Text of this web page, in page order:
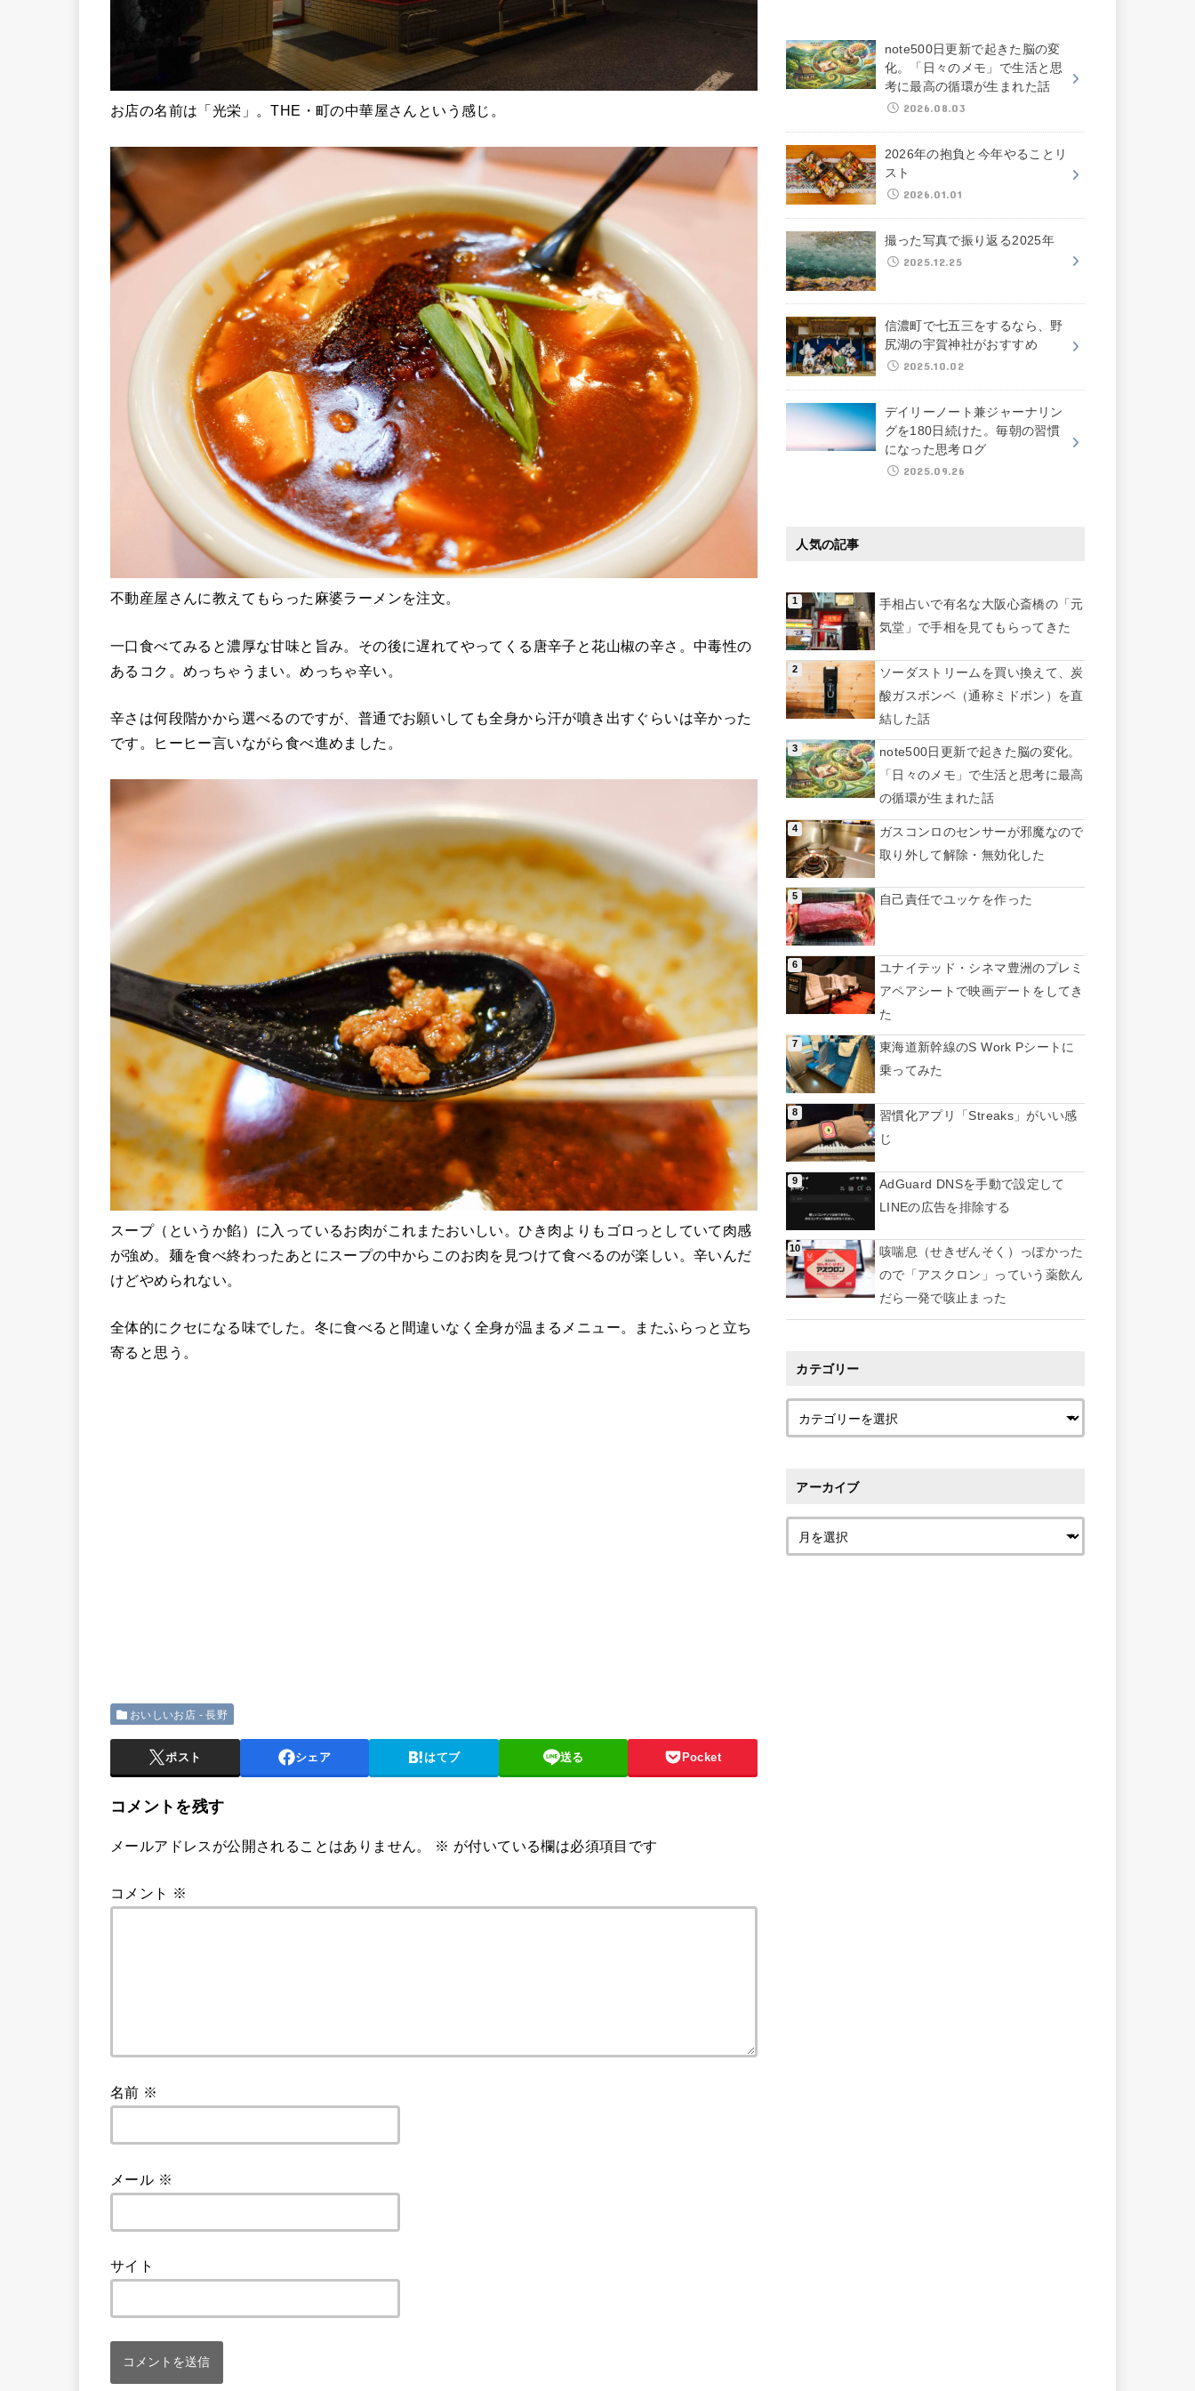
お店の名前は「光栄」。THE・町の中華屋さんという感じ。
不動産屋さんに教えてもらった麻婆ラーメンを注文。
一口食べてみると濃厚な甘味と旨み。その後に遅れてやってくる唐辛子と花山椒の辛さ。中毒性の
あるコク。めっちゃうまい。めっちゃ辛い。
辛さは何段階かから選べるのですが、普通でお願いしても全身から汗が噴き出すぐらいは辛かった
です。ヒーヒー言いながら食べ進めました。
スープ（というか餡）に入っているお肉がこれまたおいしい。ひき肉よりもゴロっとしていて肉感
が強め。麺を食べ終わったあとにスープの中からこのお肉を見つけて食べるのが楽しい。辛いんだ
けどやめられない。
全体的にクセになる味でした。冬に食べると間違いなく全身が温まるメニュー。またふらっと立ち
寄ると思う。
おいしいお店 - 長野
ポスト シェア はてブ 送る Pocket
コメントを残す
メールアドレスが公開されることはありません。 ※ が付いている欄は必須項目です
コメント ※
名前 ※
メール ※
サイト
note500日更新で起きた脳の変
化。「日々のメモ」で生活と思
考に最高の循環が生まれた話
2026.08.03
2026年の抱負と今年やることリ
スト
2026.01.01
撮った写真で振り返る2025年
2025.12.25
信濃町で七五三をするなら、野
尻湖の宇賀神社がおすすめ
2025.10.02
デイリーノート兼ジャーナリン
グを180日続けた。毎朝の習慣
になった思考ログ
2025.09.26
人気の記事
手相占いで有名な大阪心斎橋の「元
気堂」で手相を見てもらってきた
ソーダストリームを買い換えて、炭
酸ガスボンベ（通称ミドボン）を直
結した話
note500日更新で起きた脳の変化。
「日々のメモ」で生活と思考に最高
の循環が生まれた話
ガスコンロのセンサーが邪魔なので
取り外して解除・無効化した
自己責任でユッケを作った
ユナイテッド・シネマ豊洲のプレミ
アペアシートで映画デートをしてき
た
東海道新幹線のS Work Pシートに
乗ってみた
習慣化アプリ「Streaks」がいい感
じ
AdGuard DNSを手動で設定して
LINEの広告を排除する
咳喘息（せきぜんそく）っぽかった
ので「アスクロン」っていう薬飲ん
だら一発で咳止まった
カテゴリー
アーカイブ